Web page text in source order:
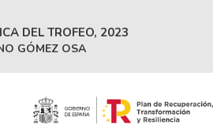
DEL TROFEO, 2023
GÓMEZ OSA